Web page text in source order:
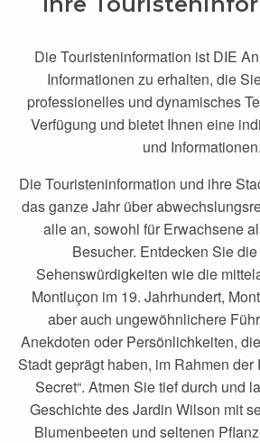
Die Touristeninformation ist DIE
Informationen zu erhalten, die
professionelles und dynamisches
Verfügung und bietet Ihnen eine
und Informationen.
Die Touristeninformation und ihre
das ganze Jahr über
alle an, sowohl für Erwachsene
Besucher. Entdecken Sie
Sehenswürdigkeiten wie die
Montluçon im 19. Jahrhundert,
aber auch ungewöhnlichere
Anekdoten oder Persönlichkeiten,
Stadt geprägt haben, im Rahmen der
Secret“. Atmen Sie tief durch und
Geschichte des Jardin Wilson mit
Blumenbeeten und seltenen